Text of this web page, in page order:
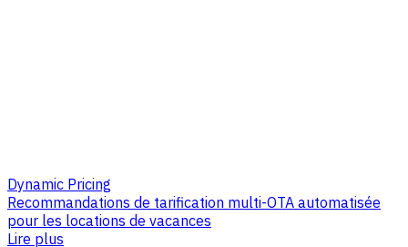
Dynamic Pricing
Recommandations de tarification multi-OTA automatisée
pour les locations de vacances
Lire plus